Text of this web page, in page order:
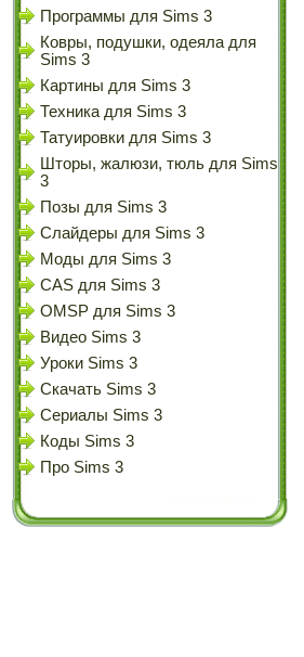
Программы для Sims 3
Ковры, подушки, одеяла для
Sims 3
Картины для Sims 3
Техника для Sims 3
Татуировки для Sims 3
Шторы, жалюзи, тюль для Sims
3
Позы для Sims 3
Слайдеры для Sims 3
Моды для Sims 3
CAS для Sims 3
OMSP для Sims 3
Видео Sims 3
Уроки Sims 3
Скачать Sims 3
Сериалы Sims 3
Коды Sims 3
Про Sims 3